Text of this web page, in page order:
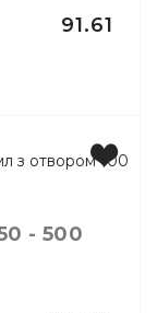
91.61